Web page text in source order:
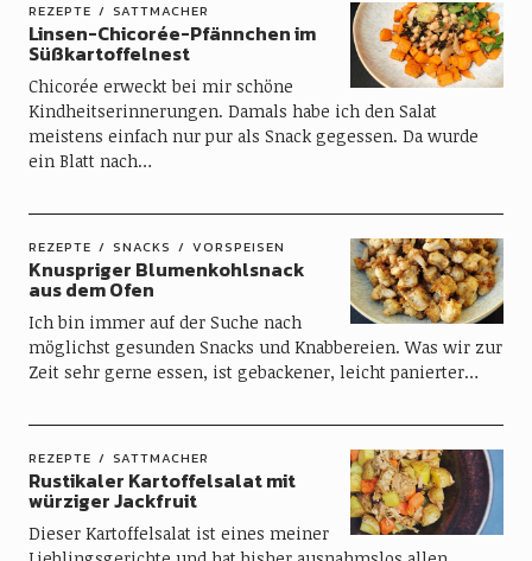
REZEPTE SATTMACHER
Linsen-Chicorée-Pfännchen im
Süßkartoffelnest
Chicorée erweckt bei mir schöne
Kindheitserinnerungen. Damals habe ich den Salat
meistens einfach nur pur als Snack gegessen. Da wurde
ein Blatt nach…
REZEPTE SNACKS VORSPEISEN
Knuspriger Blumenkohlsnack
aus dem Ofen
Ich bin immer auf der Suche nach
möglichst gesunden Snacks und Knabbereien. Was wir zur
Zeit sehr gerne essen, ist gebackener, leicht panierter…
REZEPTE SATTMACHER
Rustikaler Kartoffelsalat mit
würziger Jackfruit
Dieser Kartoffelsalat ist eines meiner